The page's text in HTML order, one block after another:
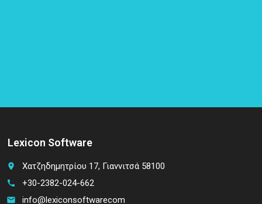
Lexicon Software
place Χατζηδημητρίου 17, Γιαννιτσά 58100
call +30-2382-024-662
email info@lexiconsoftwarecom